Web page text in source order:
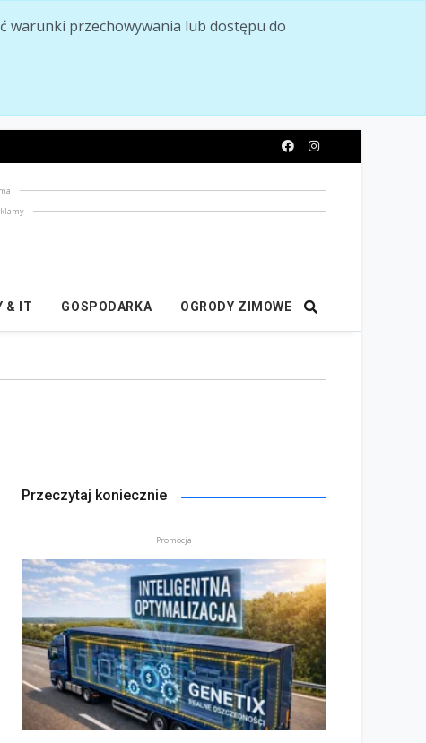
warunki przechowywania lub dostępu do
& IT GOSPODARKA OGRODY ZIMOWE
Przeczytaj koniecznie
Promocja